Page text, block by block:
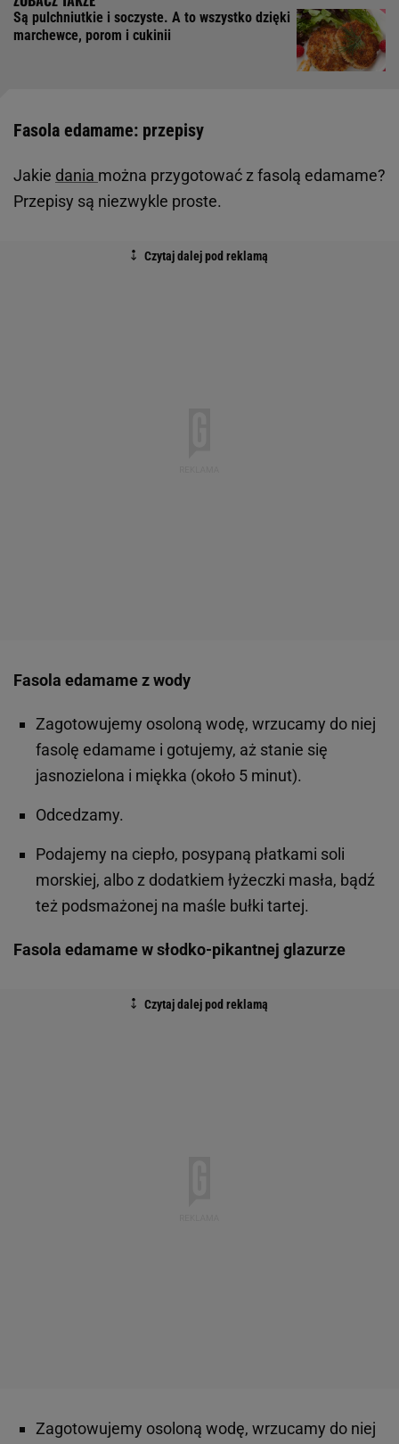
Są pulchniutkie i soczyste. A to wszystko dzięki
marchewce, porom i cukinii
Fasola edamame: przepisy
Jakie dania można przygotować z fasolą edamame?
Przepisy są niezwykle proste.
Fasola edamame z wody
Zagotowujemy osoloną wodę, wrzucamy do niej
fasolę edamame i gotujemy, aż stanie się
jasnozielona i miękka (około 5 minut).
Odcedzamy.
Podajemy na ciepło, posypaną płatkami soli
morskiej, albo z dodatkiem łyżeczki masła, bądź
też podsmażonej na maśle bułki tartej.
Fasola edamame w słodko-pikantnej glazurze
Zagotowujemy osoloną wodę, wrzucamy do niej